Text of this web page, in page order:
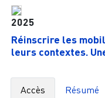
2025
Réinscrire les
leurs contextes.
Accès Résumé